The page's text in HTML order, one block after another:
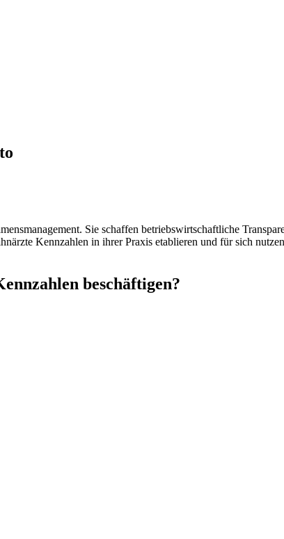
Sie schaffen betriebs­wirt­schaft­liche
Kenn­zahlen in ihrer Praxis etablieren und für sich
beschäf­tigen?